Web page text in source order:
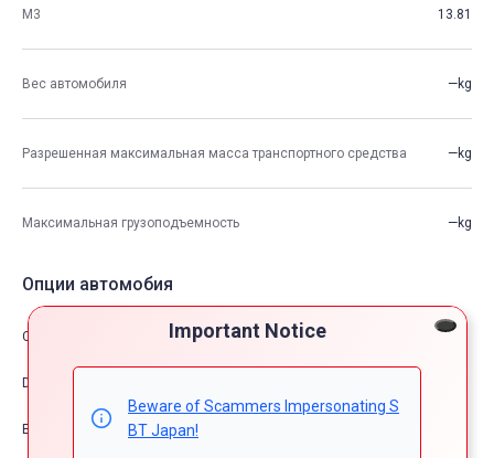
Important Notice
Beware of Scammers Impersonating S
BT Japan!
М3 13.81
Вес автомобиля —kg
Разрешенная максимальная масса транспортного средства —kg
Максимальная грузоподъемность —kg
Опции автомобия
Comfort & Convenience
Dress Up
Exterior